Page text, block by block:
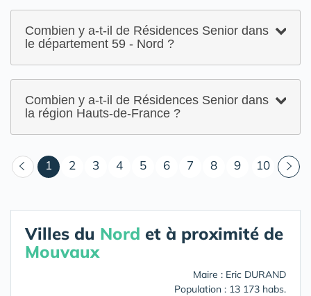
Combien y a-t-il de Résidences Senior dans
le département 59 - Nord ?
Combien y a-t-il de Résidences Senior dans
la région Hauts-de-France ?
1 (courant)
2 3 4 5 6 7 8 9 10
Villes du Nord et à proximité de
Mouvaux
Maire : Eric DURAND
Population : 13 173 habs.